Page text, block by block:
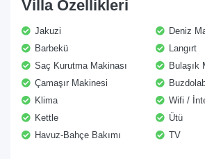
Villa Özellikleri
Jakuzi
Deniz
Barbekü
Langırt
Saç Kurutma Makinası
Bulaşık
Çamaşır Makinesi
Klima
Wifi /
Kettle
Ütü
Havuz-Bahçe Bakımı
TV